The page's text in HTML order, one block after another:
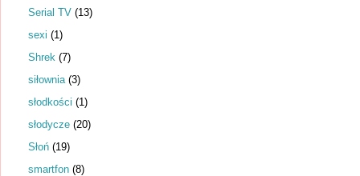
Serial TV (13)
sexi (1)
Shrek (7)
siłownia (3)
słodkości (1)
słodycze (20)
Słoń (19)
smartfon (8)